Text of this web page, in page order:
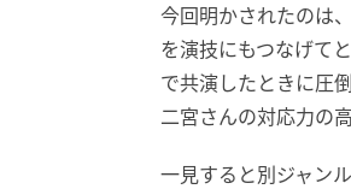
今回明かされたのは
を演技にもつなげて
で共演したときに圧
二宮さんの対応力の
一見すると別ジャン